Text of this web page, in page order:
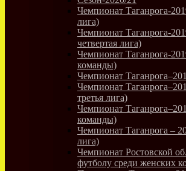
Чемпионат Таганрога-
лига)
Чемпионат Таганрога-
четвертая лига)
Чемпионат Таганрога-
команды)
Чемпионат
Чемпионат
третья лига)
Чемпионат
команды)
Чемпионат Таганрога –
лига)
Чемпионат Ростовской
футболу среди женских